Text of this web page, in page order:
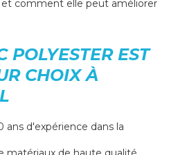
et comment elle peut améliorer
POLYESTER EST
CHOIX À
ans d'expérience dans la